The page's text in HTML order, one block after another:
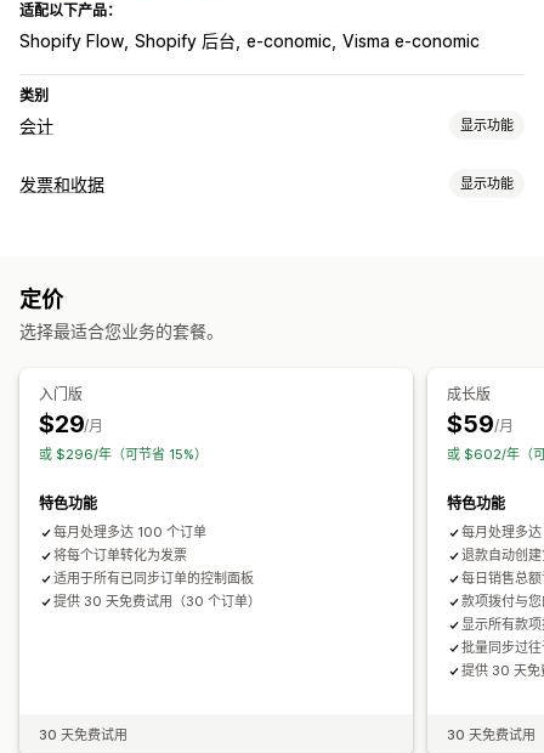
适配以下产品：
Shopify Flow Shopify 后台 e-conomic Visma e-conomic
类别
会计 显示功能
财务报告
账单和发票
自动数据同步
实时库存同步
历史数据导入
发票和收据 显示功能
文件管理
顺序编号
定价
选择最适合您业务的套餐。
入门版
$29/月
或 $296/年（可节省 15%）
特色功能
每月处理多达 100 个订单
将每个订单转化为发票
适用于所有已同步订单的控制面板
提供 30 天免费试用（30 个订单）
30 天免费试用
成长版
$59/月
或 $602/年（
特色功能
每月处理多
退款自动创
每日销售总
款项拨付与
显示所有款
批量同步过
提供 30 天
30 天免费试用